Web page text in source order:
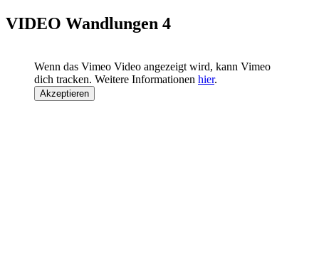
VIDEO Wandlungen 4
Wenn das Vimeo Video angezeigt wird, kann Vimeo
dich tracken. Weitere Informationen hier.
Akzeptieren